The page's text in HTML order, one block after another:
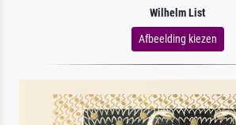
Wilhelm List
Afbeelding kiezen